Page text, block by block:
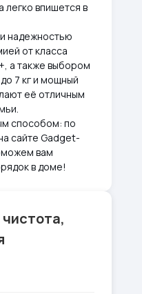
легко впишется в
надежностью
от класса
а также выбором
7 кг и мощный
её отличным
способом: по
сайте Gadget-
вам
в доме!